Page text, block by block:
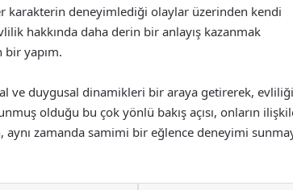
karakterin deneyimlediği olaylar üzerinden kendi
hakkında daha derin bir anlayış kazanmak
bir yapım.
ve duygusal dinamikleri bir araya getirerek,
olduğu bu çok yönlü bakış açısı, onların
zamanda samimi bir eğlence deneyimi